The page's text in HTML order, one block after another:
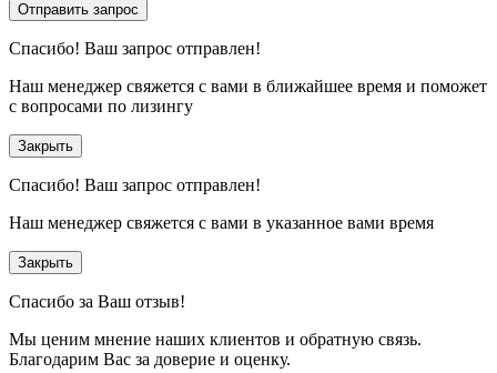
Отправить запрос
Спасибо! Ваш запрос отправлен!
Наш менеджер свяжется с вами в ближайшее время и поможет
с вопросами по лизингу
Закрыть
Спасибо! Ваш запрос отправлен!
Наш менеджер свяжется с вами в указанное вами время
Закрыть
Спасибо за Ваш отзыв!
Мы ценим мнение наших клиентов и обратную связь.
Благодарим Вас за доверие и оценку.